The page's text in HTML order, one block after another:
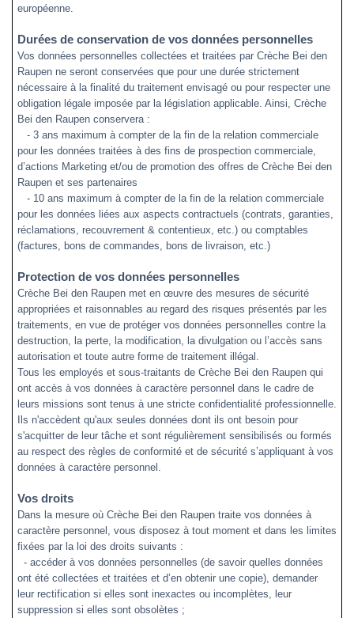
européenne.
Durées de conservation de vos données personnelles
Vos données personnelles collectées et traitées par Crèche Bei den
Raupen ne seront conservées que pour une durée strictement
nécessaire à la finalité du traitement envisagé ou pour respecter une
obligation légale imposée par la législation applicable. Ainsi, Crèche
Bei den Raupen conservera :
- 3 ans maximum à compter de la fin de la relation commerciale
pour les données traitées à des fins de prospection commerciale,
d’actions Marketing et/ou de promotion des offres de Crèche Bei den
Raupen et ses partenaires
- 10 ans maximum à compter de la fin de la relation commerciale
pour les données liées aux aspects contractuels (contrats, garanties,
réclamations, recouvrement & contentieux, etc.) ou comptables
(factures, bons de commandes, bons de livraison, etc.)
Protection de vos données personnelles
Crèche Bei den Raupen met en œuvre des mesures de sécurité
appropriées et raisonnables au regard des risques présentés par les
traitements, en vue de protéger vos données personnelles contre la
destruction, la perte, la modification, la divulgation ou l’accès sans
autorisation et toute autre forme de traitement illégal.
Tous les employés et sous-traitants de Crèche Bei den Raupen qui
ont accès à vos données à caractère personnel dans le cadre de
leurs missions sont tenus à une stricte confidentialité professionnelle.
Ils n'accèdent qu'aux seules données dont ils ont besoin pour
s'acquitter de leur tâche et sont régulièrement sensibilisés ou formés
au respect des règles de conformité et de sécurité s’appliquant à vos
données à caractère personnel.
Vos droits
Dans la mesure où Crèche Bei den Raupen traite vos données à
caractère personnel, vous disposez à tout moment et dans les limites
fixées par la loi des droits suivants :
- accéder à vos données personnelles (de savoir quelles données
ont été collectées et traitées et d’en obtenir une copie), demander
leur rectification si elles sont inexactes ou incomplètes, leur
suppression si elles sont obsolètes ;